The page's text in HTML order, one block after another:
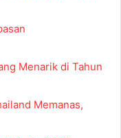
Menarik di Tahun
Memanas,